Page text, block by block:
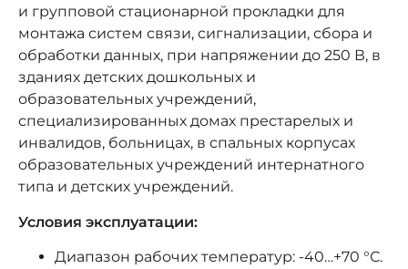
и групповой стационарной прокладки для
монтажа систем связи, сигнализации, сбора и
обработки данных, при напряжении до 250 В, в
зданиях детских дошкольных и
образовательных учреждений,
специализированных домах престарелых и
инвалидов, больницах, в спальных корпусах
образовательных учреждений интернатного
типа и детских учреждений.
Условия эксплуатации:
Диапазон рабочих температур: -40…+70 °С.